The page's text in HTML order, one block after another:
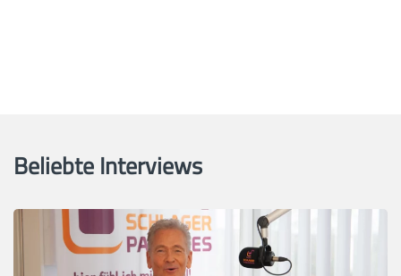
Beliebte Interviews